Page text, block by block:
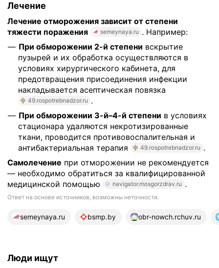
Лечение
Лечение отморожения зависит от степени
тяжести поражения
semeynaya.ru . Например:
При обморожении 2-й степени вскрытие
пузырей и их обработка осуществляются в
условиях хирургического кабинета, для
предотвращения присоединения инфекции
накладывается асептическая повязка
49.rospotrebnadzor.ru .
При обморожении 3-й–4-й степени в условиях
стационара удаляются некротизированные
ткани, проводится противовоспалительная и
антибактериальная терапия
49.rospotrebnadzor.ru .
Самолечение при отморожении не рекомендуется
— необходимо обратиться за квалифицированной
медицинской помощью
navigator.mosgorzdrav.ru .
Ответ на основе источников, возможны неточности.
18 источников
semeynaya.ru bsmp.by obr-nowch.rchuv.ru
Люди ищут